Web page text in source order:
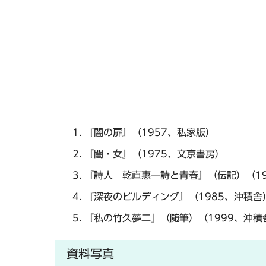
『闇の扉』（1957、私家版）
『闇・女』（1975、文京書房）
『詩人 乾直惠―詩と青春』（伝記）（
『深夜のビルディング』（1985、沖積舎
『私の竹久夢二』（随筆）（1999、沖積
資料写真